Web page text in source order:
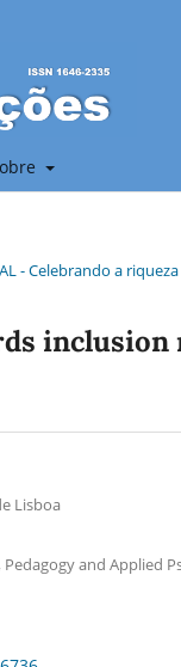
- Celebrando a
Lisboa
and Applied